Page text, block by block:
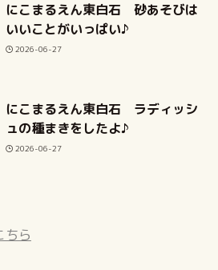
にこまるえん東白石 砂あそびは
いいことがいっぱい♪
2026-06-27
にこまるえん東白石 ラディッシ
ュの種まきをしたよ♪
2026-06-27
ちら